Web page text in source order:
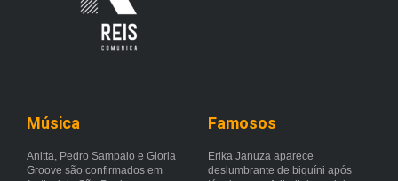
Música
Anitta, Pedro Sampaio e Gloria
Groove são confirmados em
Famosos
Erika Januza aparece
deslumbrante de biquíni após